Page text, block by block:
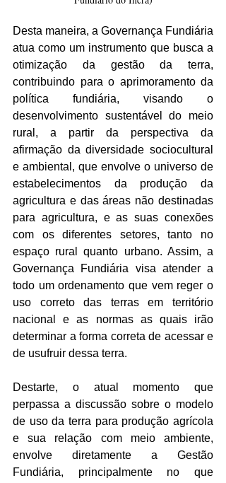
Desta maneira, a Governança Fundiária
atua como um instrumento que busca a
otimização da gestão da terra,
contribuindo para o aprimoramento da
política fundiária, visando o
desenvolvimento sustentável do meio
rural, a partir da perspectiva da
afirmação da diversidade sociocultural
e ambiental, que envolve o universo de
estabelecimentos da produção da
agricultura e das áreas não destinadas
para agricultura, e as suas conexões
com os diferentes setores, tanto no
espaço rural quanto urbano. Assim, a
Governança Fundiária visa atender a
todo um ordenamento que vem reger o
uso correto das terras em território
nacional e as normas as quais irão
determinar a forma correta de acessar e
de usufruir dessa terra.
Destarte, o atual momento que
perpassa a discussão sobre o modelo
de uso da terra para produção agrícola
e sua relação com meio ambiente,
envolve diretamente a Gestão
Fundiária, principalmente no que